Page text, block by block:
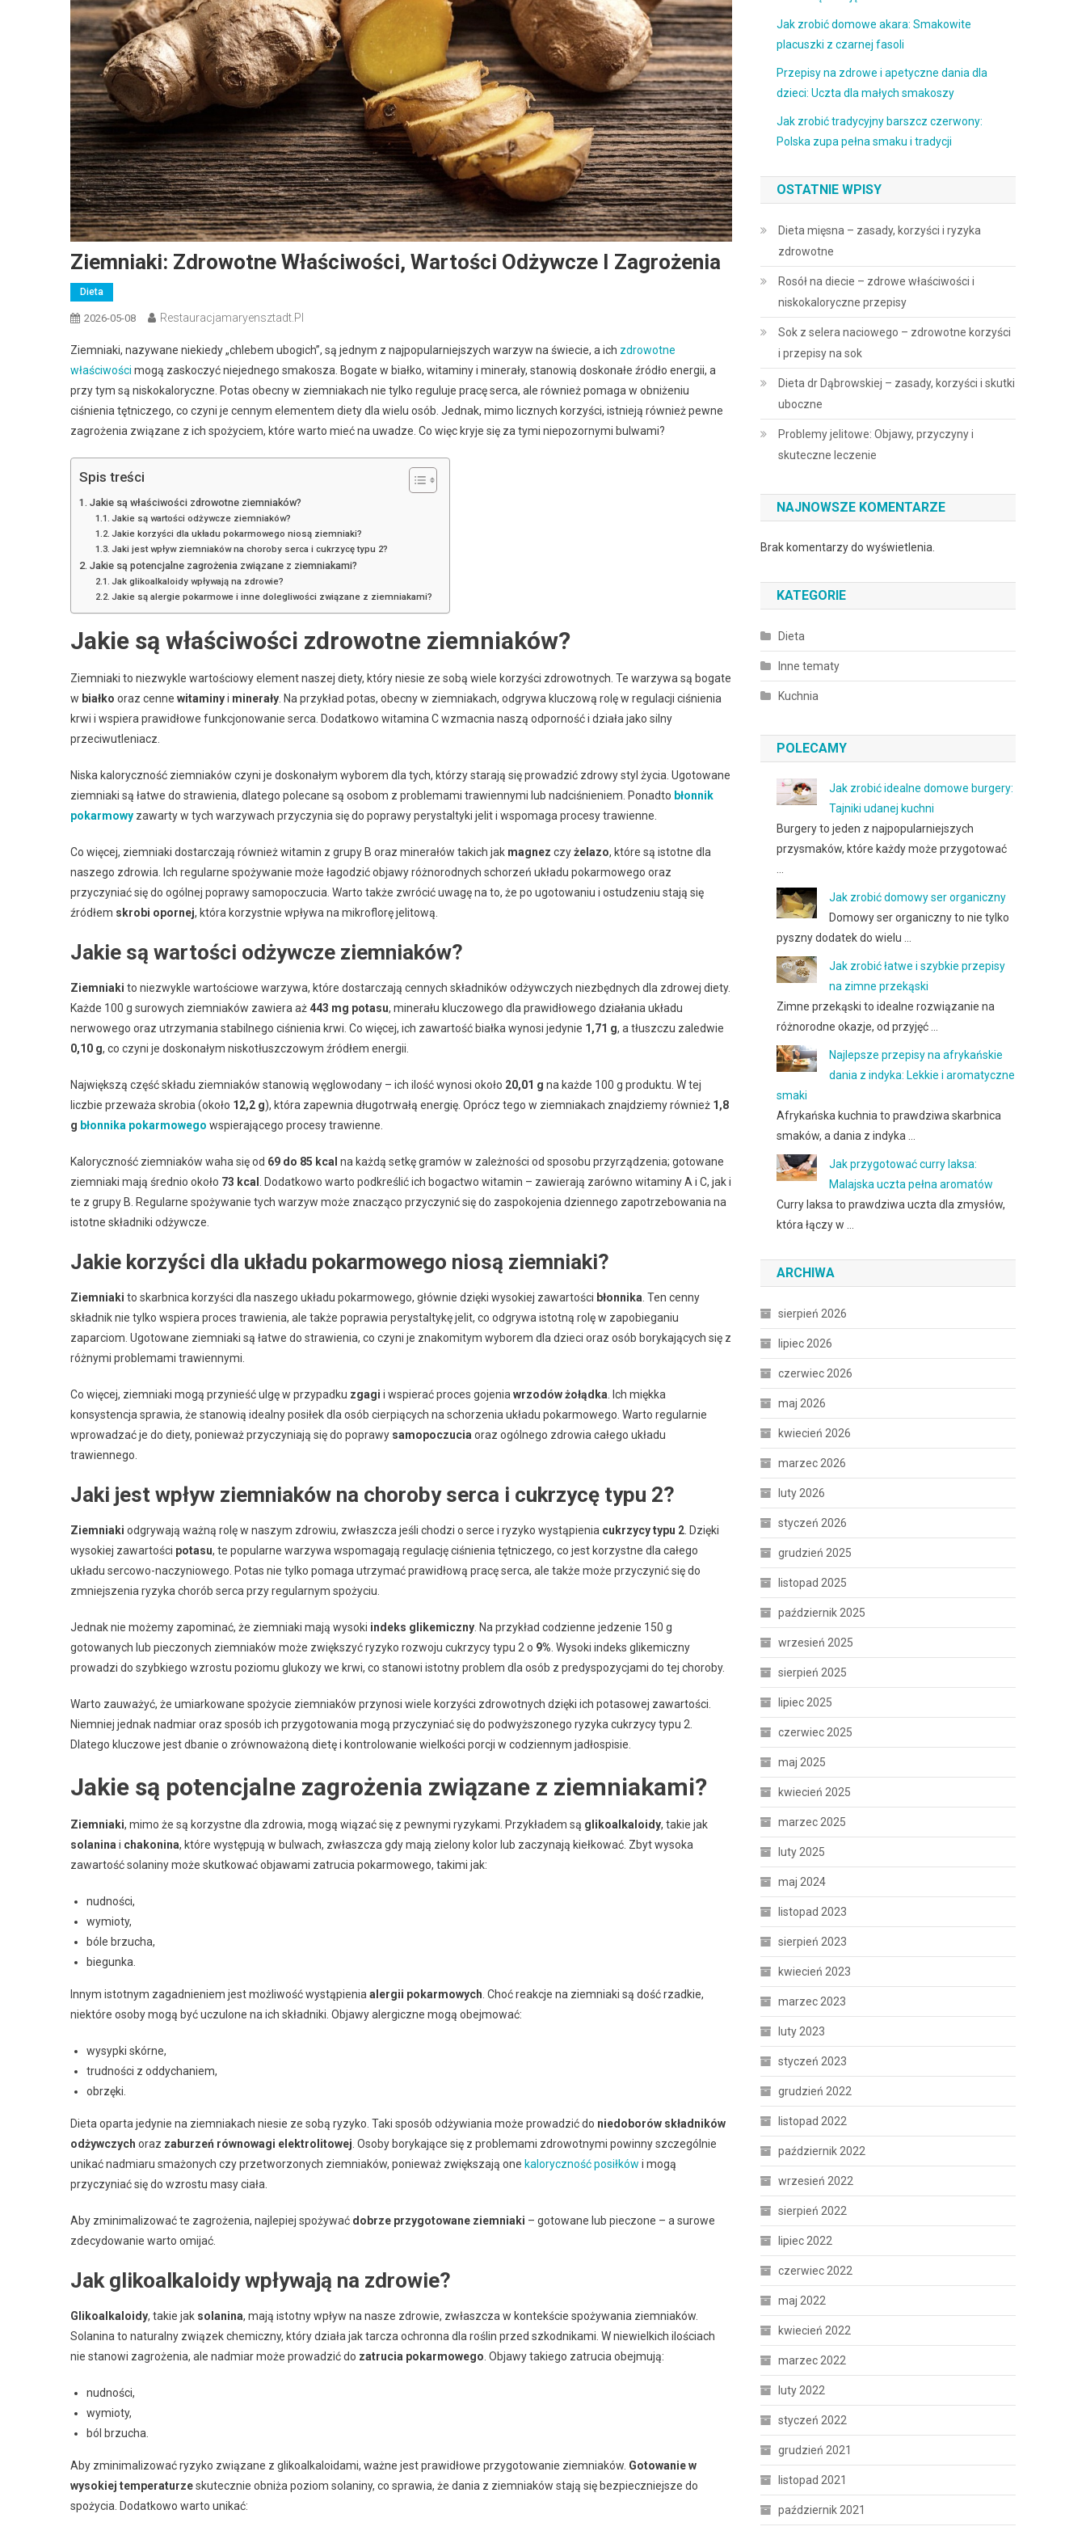
Ziemniaki: Zdrowotne Właściwości, Wartości Odżywcze I Zagrożenia
Dieta
2026-05-08 Restauracjamaryensztadt.pl
Ziemniaki, nazywane niekiedy „chlebem ubogich”, są jednym z najpopularniejszych warzyw na świecie, a ich zdrowotne
właściwości mogą zaskoczyć niejednego smakosza. Bogate w białko, witaminy i minerały, stanowią doskonałe źródło energii, a
przy tym są niskokaloryczne. Potas obecny w ziemniakach nie tylko reguluje pracę serca, ale również pomaga w obniżeniu
ciśnienia tętniczego, co czyni je cennym elementem diety dla wielu osób. Jednak, mimo licznych korzyści, istnieją również pewne
zagrożenia związane z ich spożyciem, które warto mieć na uwadze. Co więc kryje się za tymi niepozornymi bulwami?
Spis treści
Jakie są właściwości zdrowotne ziemniaków?
Jakie są wartości odżywcze ziemniaków?
Jakie korzyści dla układu pokarmowego niosą ziemniaki?
Jaki jest wpływ ziemniaków na choroby serca i cukrzycę typu 2?
Jakie są potencjalne zagrożenia związane z ziemniakami?
Jak glikoalkaloidy wpływają na zdrowie?
Jakie są alergie pokarmowe i inne dolegliwości związane z ziemniakami?
Jakie są właściwości zdrowotne ziemniaków?
Ziemniaki to niezwykle wartościowy element naszej diety, który niesie ze sobą wiele korzyści zdrowotnych. Te warzywa są bogate
w białko oraz cenne witaminyi minerały . Na przykład potas, obecny w ziemniakach, odgrywa kluczową rolę w regulacji ciśnienia
krwi i wspiera prawidłowe funkcjonowanie serca. Dodatkowo witamina C wzmacnia naszą odporność i działa jako silny
przeciwutleniacz.
Niska kaloryczność ziemniaków czyni je doskonałym wyborem dla tych, którzy starają się prowadzić zdrowy styl życia. Ugotowane
ziemniaki są łatwe do strawienia, dlatego polecane są osobom z problemami trawiennymi lub nadciśnieniem. Ponadto błonnik
pokarmowy zawarty w tych warzywach przyczynia się do poprawy perystaltyki jelit i wspomaga procesy trawienne.
Co więcej, ziemniaki dostarczają również witamin z grupy B oraz minerałów takich jak magnez czyżelazo, które są istotne dla
naszego zdrowia. Ich regularne spożywanie może łagodzić objawy różnorodnych schorzeń układu pokarmowego oraz
przyczyniać się do ogólnej poprawy samopoczucia. Warto także zwrócić uwagę na to, że po ugotowaniu i ostudzeniu stają się
źródłem skrobi opornej, która korzystnie wpływa na mikroflorę jelitową.
Jakie są wartości odżywcze ziemniaków?
Ziemniaki to niezwykle wartościowe warzywa, które dostarczają cennych składników odżywczych niezbędnych dla zdrowej diety.
Każde 100 g surowych ziemniaków zawiera aż443 mg potasu, minerału kluczowego dla prawidłowego działania układu
nerwowego oraz utrzymania stabilnego ciśnienia krwi. Co więcej, ich zawartość białka wynosi jedynie 1,71 g, a tłuszczu zaledwie
0,10 g, co czyni je doskonałym niskotłuszczowym źródłem energii.
Największą część składu ziemniaków stanowią węglowodany – ich ilość wynosi około 20,01 g na każde 100 g produktu. W tej
liczbie przeważa skrobia (około 12,2 g), która zapewnia długotrwałą energię. Oprócz tego w ziemniakach znajdziemy również 1,8
g błonnika pokarmowego wspierającego procesy trawienne.
Kaloryczność ziemniaków waha się od 69 do 85 kcal na każdą setkę gramów w zależności od sposobu przyrządzenia; gotowane
ziemniaki mają średnio około 73 kcal
. Dodatkowo warto podkreślić ich bogactwo witamin – zawierają zarówno witaminy A i C, jak i
te z grupy B. Regularne spożywanie tych warzyw może znacząco przyczynić się do zaspokojenia dziennego zapotrzebowania na
istotne składniki odżywcze.
Jakie korzyści dla układu pokarmowego niosą ziemniaki?
Ziemniaki to skarbnica korzyści dla naszego układu pokarmowego, głównie dzięki wysokiej zawartości błonnika . Ten cenny
składnik nie tylko wspiera proces trawienia, ale także poprawia perystaltykę jelit, co odgrywa istotną rolę w zapobieganiu
zaparciom. Ugotowane ziemniaki są łatwe do strawienia, co czyni je znakomitym wyborem dla dzieci oraz osób borykających się z
różnymi problemami trawiennymi.
Co więcej, ziemniaki mogą przynieść ulgę w przypadku zgagi i wspierać proces gojenia wrzodów żołądka . Ich miękka
konsystencja sprawia, że stanowią idealny posiłek dla osób cierpiących na schorzenia układu pokarmowego. Warto regularnie
wprowadzać je do diety, ponieważ przyczyniają się do poprawy samopoczucia oraz ogólnego zdrowia całego układu
trawiennego.
Jaki jest wpływ ziemniaków na choroby serca i cukrzycę typu 2?
Ziemniaki odgrywają ważną rolę w naszym zdrowiu, zwłaszcza jeśli chodzi o serce i ryzyko wystąpienia cukrzycy typu 2 . Dzięki
wysokiej zawartości potasu, te popularne warzywa wspomagają regulację ciśnienia tętniczego, co jest korzystne dla całego
układu sercowo-naczyniowego. Potas nie tylko pomaga utrzymać prawidłową pracę serca, ale także może przyczynić się do
zmniejszenia ryzyka chorób serca przy regularnym spożyciu.
Jednak nie możemy zapominać, że ziemniaki mają wysoki indeks glikemiczny . Na przykład codzienne jedzenie 150 g
gotowanych lub pieczonych ziemniaków może zwiększyć ryzyko rozwoju cukrzycy typu 2 o 9% . Wysoki indeks glikemiczny
prowadzi do szybkiego wzrostu poziomu glukozy we krwi, co stanowi istotny problem dla osób z predyspozycjami do tej choroby.
Warto zauważyć, że umiarkowane spożycie ziemniaków przynosi wiele korzyści zdrowotnych dzięki ich potasowej zawartości.
Niemniej jednak nadmiar oraz sposób ich przygotowania mogą przyczyniać się do podwyższonego ryzyka cukrzycy typu 2.
Dlatego kluczowe jest dbanie o zrównoważoną dietę i kontrolowanie wielkości porcji w codziennym jadłospisie.
Jakie są potencjalne zagrożenia związane z ziemniakami?
Ziemniaki, mimo że są korzystne dla zdrowia, mogą wiązać się z pewnymi ryzykami. Przykładem są glikoalkaloidy, takie jak
solanina i chakonina, które występują w bulwach, zwłaszcza gdy mają zielony kolor lub zaczynają kiełkować. Zbyt wysoka
zawartość solaniny może skutkować objawami zatrucia pokarmowego, takimi jak:
nudności,
wymioty,
bóle brzucha,
biegunka.
Innym istotnym zagadnieniem jest możliwość wystąpienia alergii pokarmowych . Choć reakcje na ziemniaki są dość rzadkie,
niektóre osoby mogą być uczulone na ich składniki. Objawy alergiczne mogą obejmować:
wysypki skórne,
trudności z oddychaniem,
obrzęki.
Dieta oparta jedynie na ziemniakach niesie ze sobą ryzyko. Taki sposób odżywiania może prowadzić do niedoborów składników
odżywczych oraz zaburzeń równowagi elektrolitowej . Osoby borykające się z problemami zdrowotnymi powinny szczególnie
unikać nadmiaru smażonych czy przetworzonych ziemniaków, ponieważ zwiększają one kaloryczność posiłków i mogą
przyczyniać się do wzrostu masy ciała.
Aby zminimalizować te zagrożenia, najlepiej spożywać dobrze przygotowane ziemniaki – gotowane lub pieczone – a surowe
zdecydowanie warto omijać.
Jak glikoalkaloidy wpływają na zdrowie?
Glikoalkaloidy, takie jak solanina, mają istotny wpływ na nasze zdrowie, zwłaszcza w kontekście spożywania ziemniaków.
Solanina to naturalny związek chemiczny, który działa jak tarcza ochronna dla roślin przed szkodnikami. W niewielkich ilościach
nie stanowi zagrożenia, ale nadmiar może prowadzić do zatrucia pokarmowego . Objawy takiego zatrucia obejmują:
nudności,
wymioty,
ból brzucha.
Aby zminimalizować ryzyko związane z glikoalkaloidami, ważne jest prawidłowe przygotowanie ziemniaków. Gotowanie w
wysokiej temperaturzeskutecznie obniża poziom solaniny, co sprawia, że dania z ziemniaków stają się bezpieczniejsze do
spożycia. Dodatkowo warto unikać:
Jak zrobić domowe akara: Smakowite
placuszki z czarnej fasoli
Przepisy na zdrowe i apetyczne dania dla
dzieci: Uczta dla małych smakoszy
Jak zrobić tradycyjny barszcz czerwony:
Polska zupa pełna smaku i tradycji
OSTATNIE WPISY
Dieta mięsna – zasady, korzyści i ryzyka
zdrowotne
Rosół na diecie – zdrowe właściwości i
niskokaloryczne przepisy
Sok z selera naciowego – zdrowotne korzyści
i przepisy na sok
Dieta dr Dąbrowskiej – zasady, korzyści i skutki
uboczne
Problemy jelitowe: Objawy, przyczyny i
skuteczne leczenie
NAJNOWSZE KOMENTARZE
Brak komentarzy do wyświetlenia.
KATEGORIE
Dieta
Inne tematy
Kuchnia
POLECAMY
Jak zrobić idealne domowe burgery:
Tajniki udanej kuchni
Burgery to jeden z najpopularniejszych
przysmaków, które każdy może przygotować
Jak zrobić domowy ser organiczny
Domowy ser organiczny to nie tylko
pyszny dodatek do wielu …
Jak zrobić łatwe i szybkie przepisy
na zimne przekąski
Zimne przekąski to idealne rozwiązanie na
różnorodne okazje, od przyjęć …
Najlepsze przepisy na afrykańskie
dania z indyka: Lekkie i aromatyczne
smaki
Afrykańska kuchnia to prawdziwa skarbnica
smaków, a dania z indyka …
Jak przygotować curry laksa:
Malajska uczta pełna aromatów
Curry laksa to prawdziwa uczta dla zmysłów,
która łączy w …
ARCHIWA
sierpień 2026
lipiec 2026
czerwiec 2026
maj 2026
kwiecień 2026
marzec 2026
luty 2026
styczeń 2026
grudzień 2025
listopad 2025
październik 2025
wrzesień 2025
sierpień 2025
lipiec 2025
czerwiec 2025
maj 2025
kwiecień 2025
marzec 2025
luty 2025
maj 2024
listopad 2023
sierpień 2023
kwiecień 2023
marzec 2023
luty 2023
styczeń 2023
grudzień 2022
listopad 2022
październik 2022
wrzesień 2022
sierpień 2022
lipiec 2022
czerwiec 2022
maj 2022
kwiecień 2022
marzec 2022
luty 2022
styczeń 2022
grudzień 2021
listopad 2021
październik 2021